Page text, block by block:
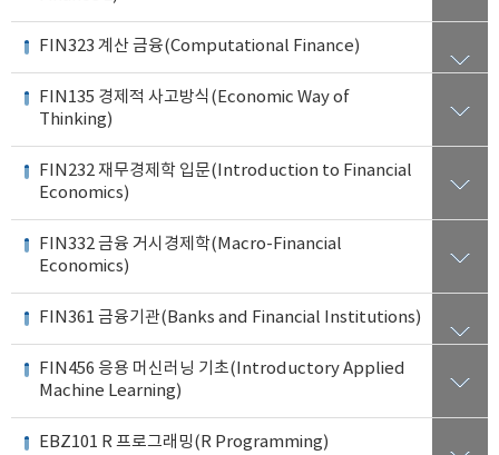
FIN323 계산 금융(Computational Finance)
FIN135 경제적 사고방식(Economic Way of
Thinking)
FIN232 재무경제학 입문(Introduction to Financial
Economics)
FIN332 금융 거시경제학(Macro-Financial
Economics)
FIN361 금융기관(Banks and Financial Institutions)
FIN456 응용 머신러닝 기초(Introductory Applied
Machine Learning)
EBZ101 R 프로그래밍(R Programming)